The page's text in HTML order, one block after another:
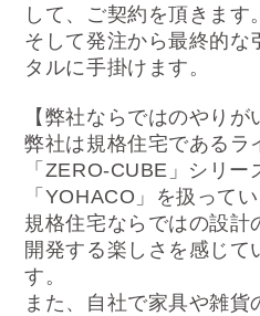
して、ご契約を頂きます。
そして発注から最終的な
タルに手掛けます。
【弊社ならではのやりが
弊社は規格住宅であるラ
「ZERO-CUBE」シリ
「YOHACO」を扱ってい
規格住宅ならではの設計
開発する楽しさを感じて
す。
また、自社で家具や雑貨